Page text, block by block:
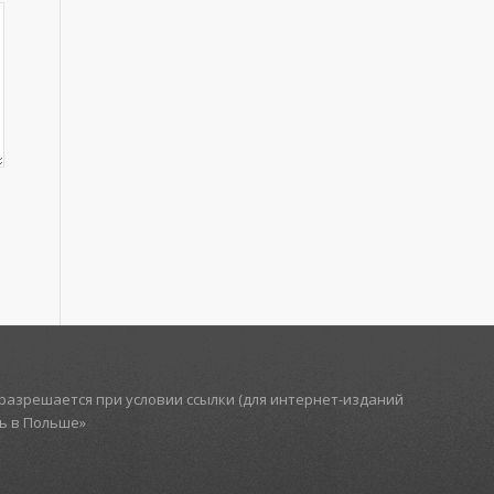
при условии ссылки (для интернет-изданий
в Польше»